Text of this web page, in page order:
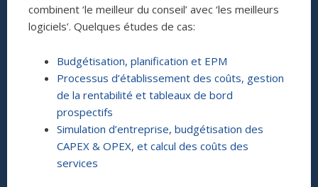
combinent ‘le meilleur du conseil’ avec ‘les meilleurs
logiciels’. Quelques études de cas:
Budgétisation, planification et EPM
Processus d’établissement des coûts, gestion
de la rentabilité et tableaux de bord
prospectifs
Simulation d’entreprise, budgétisation des
CAPEX & OPEX, et calcul des coûts des
services